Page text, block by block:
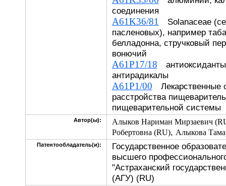
соединения
A61K36/81
Solanaceae
пасленовых), например
белладонна, стручковый
вонючий
A61P17/18
антирадикалы
A61P1/00 Лекарственные
расстройства
пищеварительной системы
Автор(ы):
Алыков Нариман Мирзаевич
Робертовна (RU), Алыкова
Патентообладатель(и):
Государственное
высшего
"Астраханский
(АГУ) (RU)